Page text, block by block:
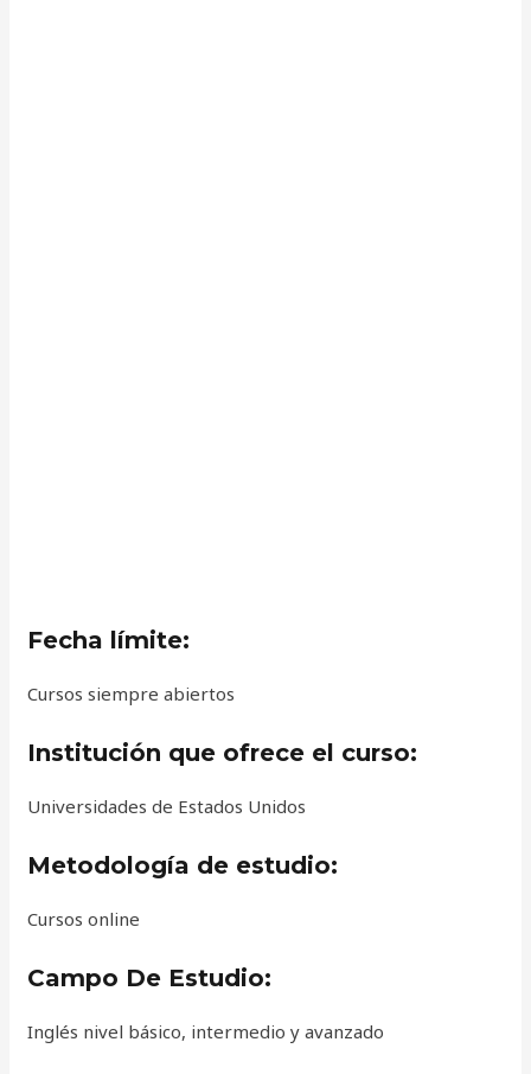
Fecha límite:
Cursos siempre abiertos
Institución que ofrece el curso:
Universidades de Estados Unidos
Metodología de estudio:
Cursos online
Campo De Estudio:
Inglés nivel básico, intermedio y avanzado